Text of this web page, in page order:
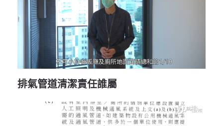
排氣管道清潔責任誰屬